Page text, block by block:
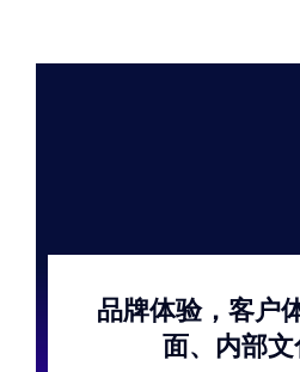
品牌体验，客户
面、内部文